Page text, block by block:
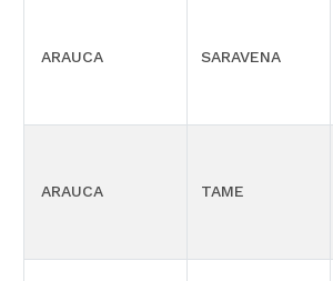
ARAUCA SARAVENA
ARAUCA TAME